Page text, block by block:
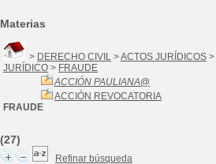
Materias
> DERECHO CIVIL >ACTOS JURÍDICOS >
JURÍDICO > FRAUDE
ACCIÓN PAULIANA@
ACCIÓN REVOCATORIA
FRAUDE
(27)
Refinar búsqueda